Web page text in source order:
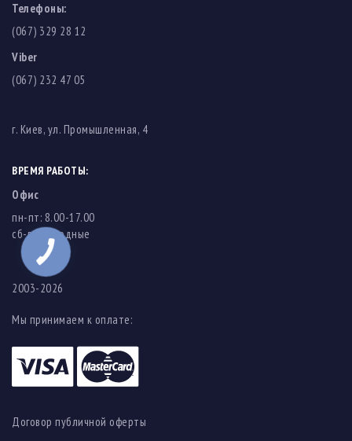
Телефоны:
(067) 329 28 12
Viber
(067) 232 47 05
г. Киев, ул. Промышленная, 4
ВРЕМЯ РАБОТЫ:
Офис
пн-пт: 8.00-17.00
cб-вс: выходные
2003-2026
Мы принимаем к оплате:
Договор публичной оферты